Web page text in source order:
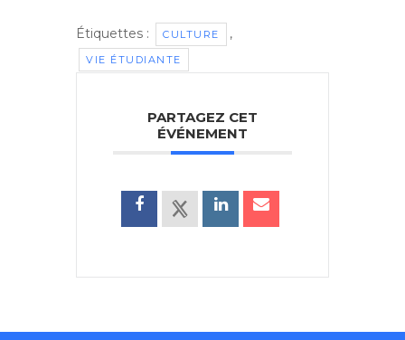
Étiquettes : CULTURE ,
VIE ÉTUDIANTE
PARTAGEZ CET
ÉVÉNEMENT